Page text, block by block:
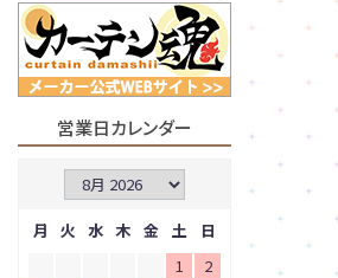
営業日カレンダー
月 火 水 木 金 土
日
1
2